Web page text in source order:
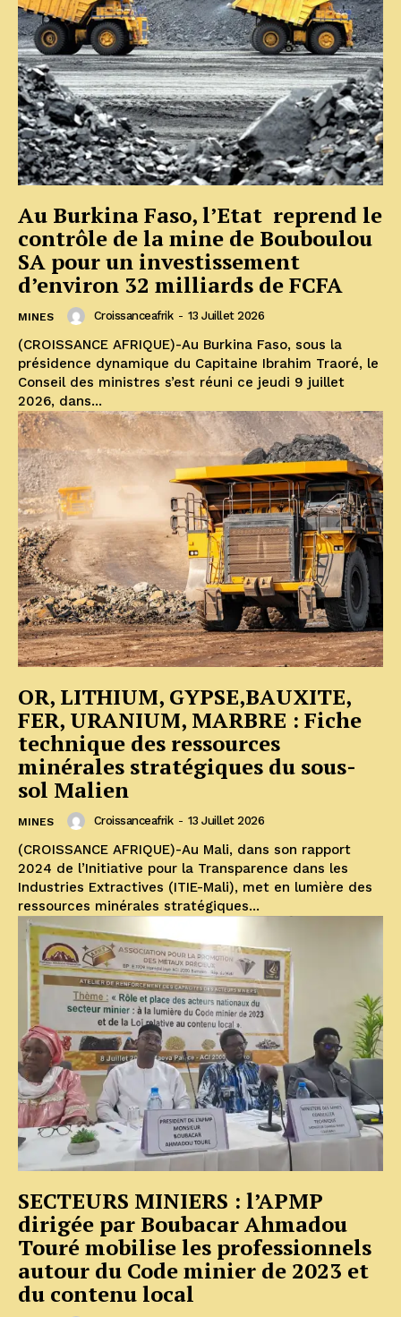
Au Burkina Faso, l’Etat reprend le
contrôle de la mine de Bouboulou
SA pour un investissement
d’environ 32 milliards de FCFA
MINES Croissanceafrik - 13 Juillet 2026
(CROISSANCE AFRIQUE)-Au Burkina Faso, sous la
présidence dynamique du Capitaine Ibrahim Traoré, le
Conseil des ministres s’est réuni ce jeudi 9 juillet
2026, dans...
OR, LITHIUM, GYPSE,BAUXITE,
FER, URANIUM, MARBRE : Fiche
technique des ressources
minérales stratégiques du sous-
sol Malien
MINES Croissanceafrik - 13 Juillet 2026
(CROISSANCE AFRIQUE)-Au Mali, dans son rapport
2024 de l’Initiative pour la Transparence dans les
Industries Extractives (ITIE-Mali), met en lumière des
ressources minérales stratégiques...
SECTEURS MINIERS : l’APMP
dirigée par Boubacar Ahmadou
Touré mobilise les professionnels
autour du Code minier de 2023 et
du contenu local